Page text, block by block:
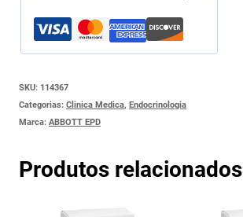
SKU: 114367
Categorias: Clinica Medica, Endocrinologia
Marca: ABBOTT EPD
Produtos relacionados